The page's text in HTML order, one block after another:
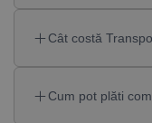
Cât costă
Cum pot plăti